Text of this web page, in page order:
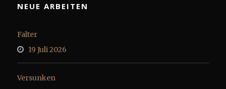
NEUE ARBEITEN
Falter
19 Juli 2026
Versunken